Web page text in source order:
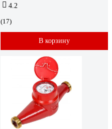
4.2
(17)
В корзину